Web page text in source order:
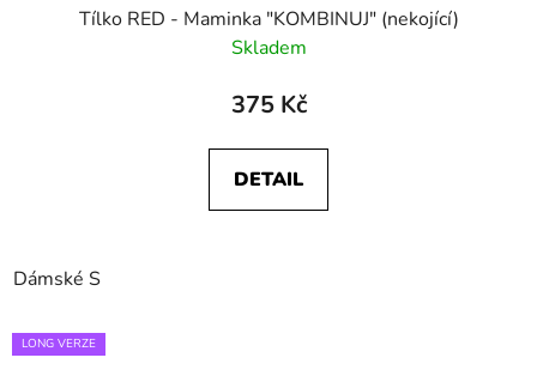
Tílko RED - Maminka "KOMBINUJ" (nekojící)
Skladem
375 Kč
DETAIL
Dámské S
LONG VERZE